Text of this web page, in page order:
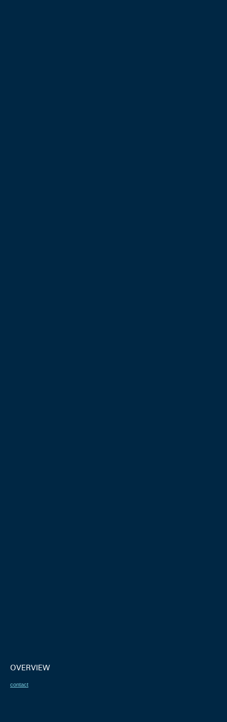
OVERVIEW
contact